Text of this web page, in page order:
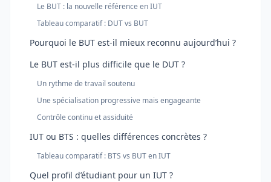
Le BUT : la nouvelle référence en IUT
Tableau comparatif : DUT vs BUT
Pourquoi le BUT est-il mieux reconnu aujourd’hui ?
Le BUT est-il plus difficile que le DUT ?
Un rythme de travail soutenu
Une spécialisation progressive mais engageante
Contrôle continu et assiduité
IUT ou BTS : quelles différences concrètes ?
Tableau comparatif : BTS vs BUT en IUT
Quel profil d’étudiant pour un IUT ?